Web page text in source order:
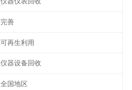
完善
可再生利用
仪器设备回收
全国地区